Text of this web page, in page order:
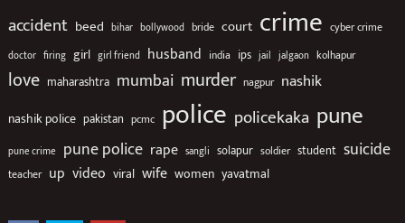
accident beed bihar bollywood bride court crime cyber crime
doctor firing girl girl friend husband india ips jail jalgaon kolhapur
love maharashtra mumbai murder nagpur nashik
nashik police pakistan pcmc police policekaka pune
pune crime pune police rape sangli solapur soldier student suicide
teacher up video viral wife women yavatmal